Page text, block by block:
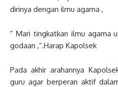
dirinya dengan ilmu agama ,
” Mari tingkatkan ilmu agama
godaan ,”.Harap Kapolsek
Pada akhir arahannya
guru agar berperan aktif